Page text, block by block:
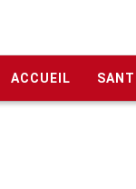
ACCUEIL